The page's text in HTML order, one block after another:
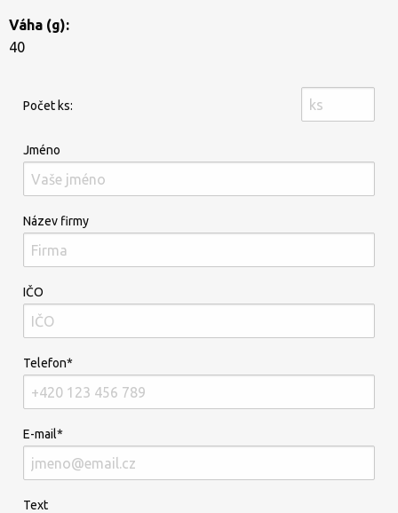
Váha (g):
40
Počet ks:
Jméno
Název firmy
IČO
Telefon*
E-mail*
Text